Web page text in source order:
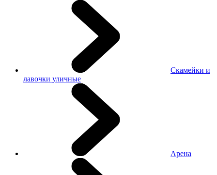
Скамейки и
лавочки уличные
Арена